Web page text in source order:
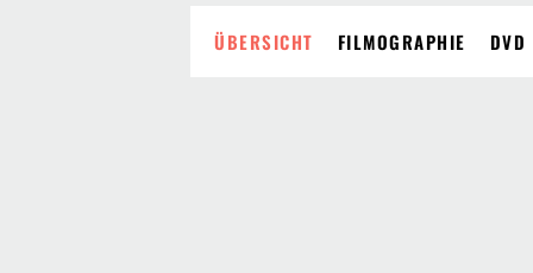
ÜBERSICHT FILMOGRAPHIE